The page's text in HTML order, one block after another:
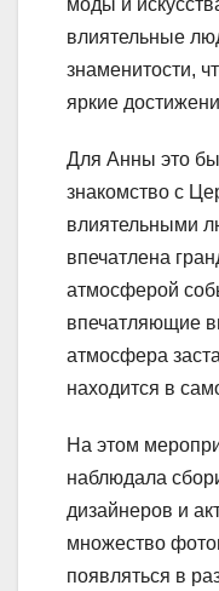
моды и
влиятельные
знаменитости,
яркие
Для Анны это
знакомство с
влиятельными
впечатлена
атмосферой
впечатляющие
атмосфера
находится в
На этом
наблюдала
дизайнеров и
множество
появляться в